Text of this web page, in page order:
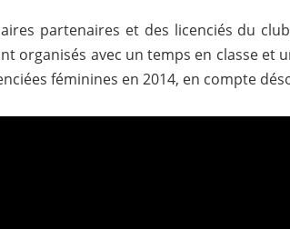
partenaires et des licenciés du
organisés avec un temps en classe et
féminines en 2014, en compte